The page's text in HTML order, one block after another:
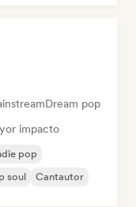
Dream pop
impacto
pop
soul Cantautor